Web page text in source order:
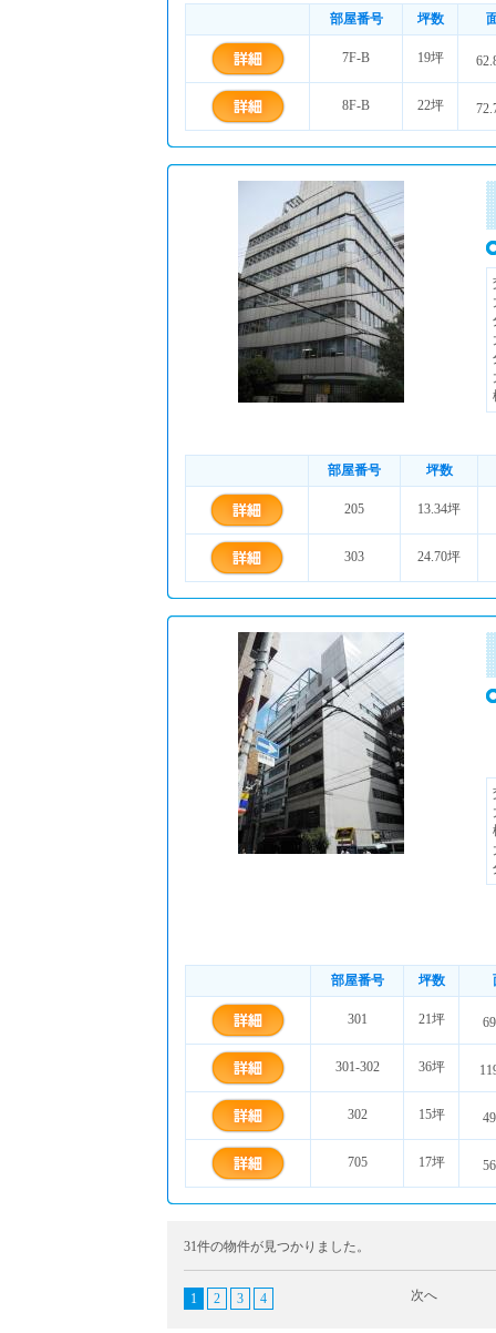
部屋番号 坪数
7F-B 19坪
8F-B 22坪
部屋番号 坪数
205 13.34坪
303 24.70坪
部屋番号 坪数
301 21坪
301-302 36坪
302 15坪
705 17坪
31件の物件が見つかりました。
1 2 3 4 次へ